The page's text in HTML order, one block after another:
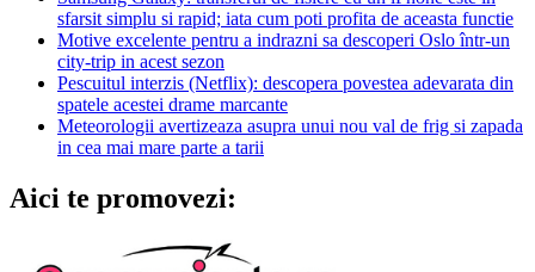
sfarsit simplu si rapid; iata cum poti profita de aceasta functie
Motive excelente pentru a indrazni sa descoperi Oslo într-un
city-trip in acest sezon
Pescuitul interzis (Netflix): descopera povestea adevarata din
spatele acestei drame marcante
Meteorologii avertizeaza asupra unui nou val de frig si zapada
in cea mai mare parte a tarii
Aici te promovezi: